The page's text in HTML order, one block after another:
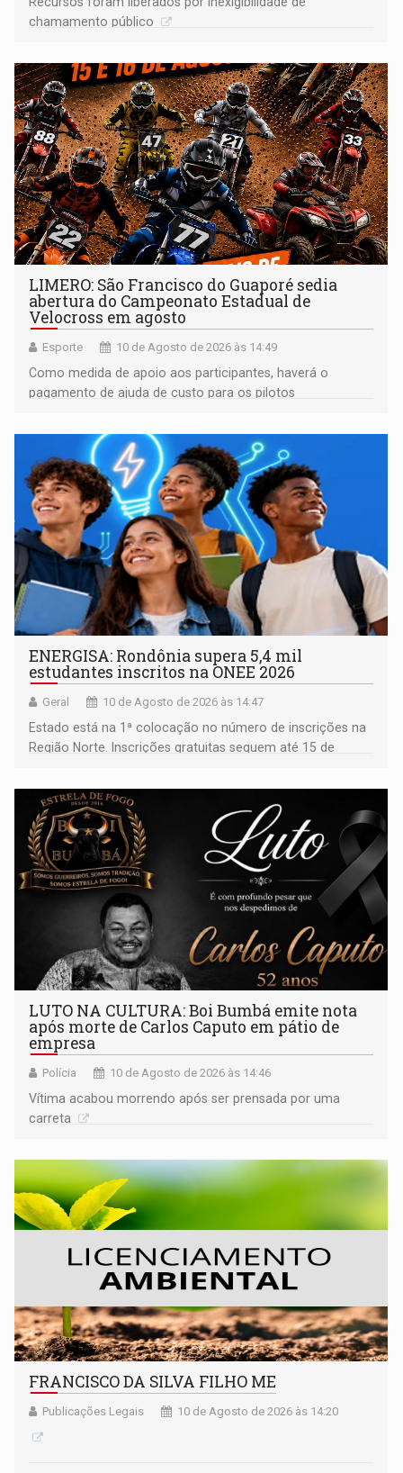
chamamento público
LIMERO: São Francisco do Guaporé sedia
abertura do Campeonato Estadual de
Velocross em agosto
Esporte 10 de Agosto de 2026 às 14:49
Como medida de apoio aos participantes, haverá o
pagamento de ajuda de custo para os pilotos
ENERGISA: Rondônia supera 5,4 mil
estudantes inscritos na ONEE 2026
Geral 10 de Agosto de 2026 às 14:47
Estado está na 1ª colocação no número de inscrições na
Região Norte. Inscrições gratuitas seguem até 15 de
LUTO NA CULTURA: Boi Bumbá emite nota
após morte de Carlos Caputo em pátio de
empresa
Polícia 10 de Agosto de 2026 às 14:46
Vítima acabou morrendo após ser prensada por uma
carreta
FRANCISCO DA SILVA FILHO ME
Publicações Legais 10 de Agosto de 2026 às 14:20